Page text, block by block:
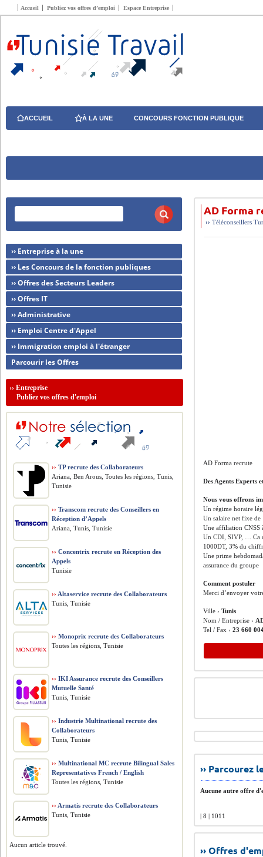
Accueil Publiez vos offres d’emploi Espace Entreprise
ACCUEIL À LA UNE CONCOURS FONCTION PUBLIQUE
AD Forma
››Téléconseillers
AD Forma recrute
Des Agents Experts
Nous vous offrons
Un régime horaire
Un salaire net fixe
Une affiliation CNSS
Un CDI, SIVP, … Ca
1000DT, 3% du
Une prime
assurance du groupe
Comment postuler
Merci d’envoyer
Ville ›Tunis
Nom / Entreprise ›
Tel / Fax ›23 660
››
Aucune autre offre
| 8 | 1011
›› Offres
›› Entreprise à la une
›› Les Concours de la fonction publiques
›› Offres des Secteurs Leaders
›› Offres IT
›› Administrative
›› Emploi Centre d'Appel
›› Immigration emploi à l'étranger
Parcourir les Offres
››Entreprise
Publiez vos offres d'emploi
›› TP recrute des Collaborateurs
Ariana, Ben Arous, Toutes les régions, Tunis,
Tunisie
›› Transcom recrute des Conseillers en
Réception d’Appels
Ariana, Tunis, Tunisie
›› Concentrix recrute en Réception des
Appels
Tunisie
›› Altaservice recrute des Collaborateurs
Tunis, Tunisie
›› Monoprix recrute des Collaborateurs
Toutes les régions, Tunisie
›› IKI Assurance recrute des Conseillers
Mutuelle Santé
Tunis, Tunisie
›› Industrie Multinational recrute des
Collaborateurs
Tunis, Tunisie
›› Multinational MC recrute Bilingual Sales
Representatives French / English
Toutes les régions, Tunisie
›› Armatis recrute des Collaborateurs
Tunis, Tunisie
Aucun article trouvé.